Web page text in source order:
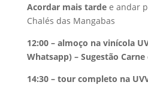
Acordar mais tardee andar
Chalés das Mangabas
12:00 – almoço na vinícola
Whatsapp) – Sugestão
14:30 – tour completo na